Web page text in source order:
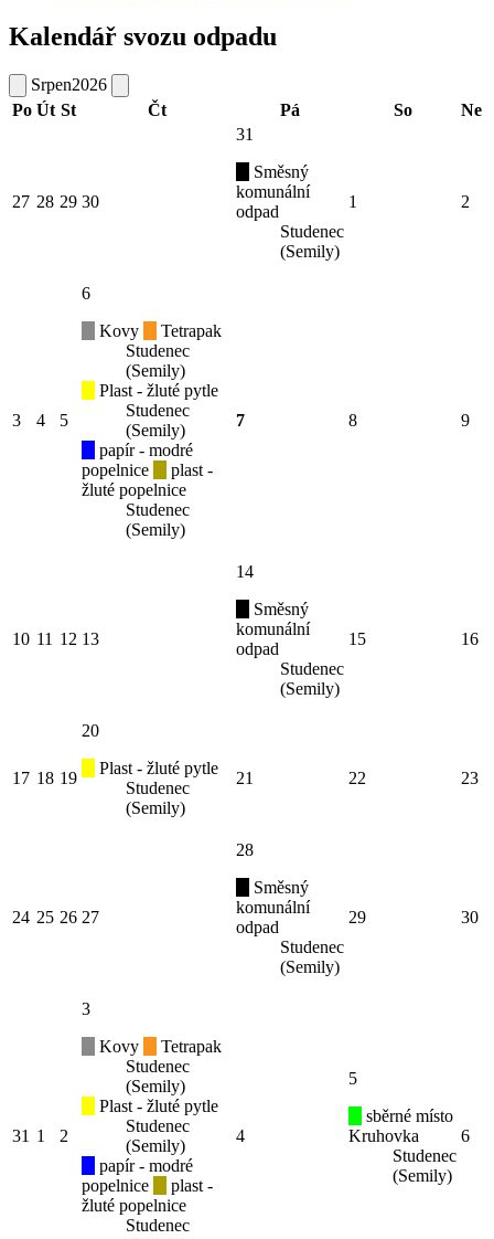
Kalendář svozu odpadu
Srpen2026
Po Út St Čt Pá So Ne
27 28 29 30
31
Směsný
komunální
odpad
Studenec
(Semily)
1 2
3 4 5
6
Kovy
Tetrapak
Studenec
(Semily)
Plast - žluté pytle
Studenec
(Semily)
papír - modré
popelnice
plast -
žluté popelnice
Studenec
(Semily)
7 8 9
10 11 12 13
14
Směsný
komunální
odpad
Studenec
(Semily)
15 16
17 18 19
20
Plast - žluté pytle
Studenec
(Semily)
21 22 23
24 25 26 27
28
Směsný
komunální
odpad
Studenec
(Semily)
29 30
31 1 2
3
Kovy
Tetrapak
Studenec
(Semily)
Plast - žluté pytle
Studenec
(Semily)
papír - modré
popelnice
plast -
žluté popelnice
Studenec
4
5
sběrné místo
Kruhovka
Studenec
(Semily)
6